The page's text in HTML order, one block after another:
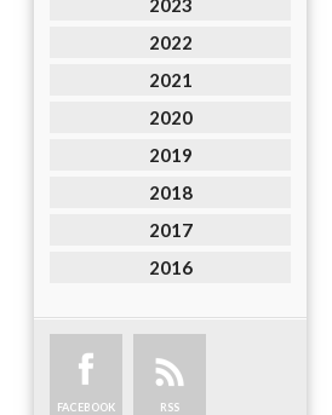
2023
2022
2021
2020
2019
2018
2017
2016
FACEBOOK RSS